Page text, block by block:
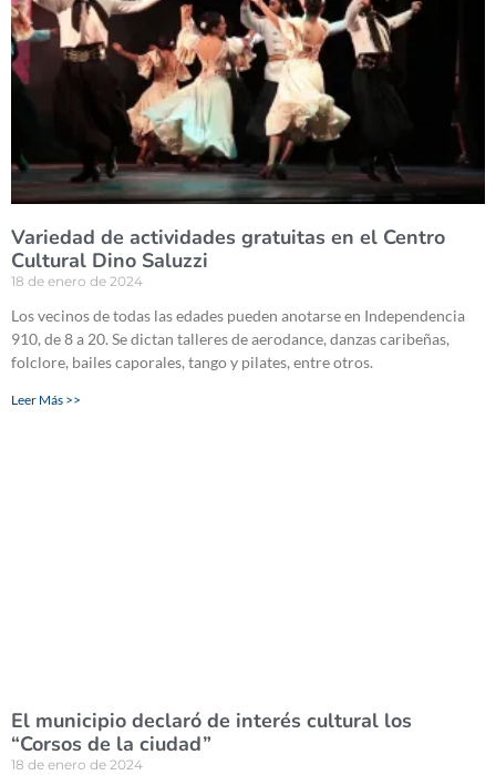
Variedad de actividades gratuitas en el Centro
Cultural Dino Saluzzi
18 de enero de 2024
Los vecinos de todas las edades pueden anotarse en Independencia
910, de 8 a 20. Se dictan talleres de aerodance, danzas caribeñas,
folclore, bailes caporales, tango y pilates, entre otros.
Leer Más >>
El municipio declaró de interés cultural los
“Corsos de la ciudad”
18 de enero de 2024